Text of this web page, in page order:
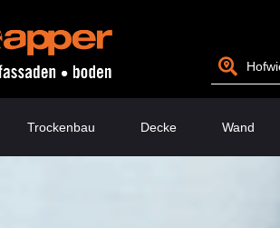
Trockenbau Decke Wand